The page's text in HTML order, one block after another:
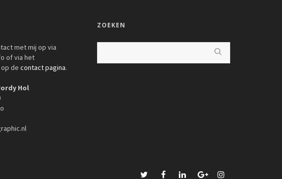
met mij op via
of via het
de contact pagina.
Hol
ZOEKEN